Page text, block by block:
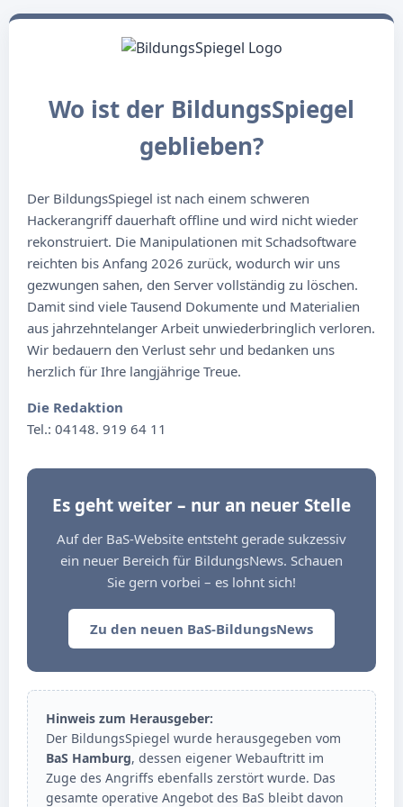
Wo ist der BildungsSpiegel
geblieben?
Der BildungsSpiegel ist nach einem schweren
Hackerangriff dauerhaft offline und wird nicht wieder
rekonstruiert. Die Manipulationen mit Schadsoftware
reichten bis Anfang 2026 zurück, wodurch wir uns
gezwungen sahen, den Server vollständig zu löschen.
Damit sind viele Tausend Dokumente und Materialien
aus jahrzehntelanger Arbeit unwiederbringlich verloren.
Wir bedauern den Verlust sehr und bedanken uns
herzlich für Ihre langjährige Treue.
Die Redaktion
Tel.: 04148. 919 64 11
Es geht weiter – nur an neuer Stelle
Auf der BaS-Website entsteht gerade sukzessiv
ein neuer Bereich für BildungsNews. Schauen
Sie gern vorbei – es lohnt sich!
Zu den neuen BaS-BildungsNews
Hinweis zum Herausgeber:
Der BildungsSpiegel wurde herausgegeben vom
BaS Hamburg, dessen eigener Webauftritt im
Zuge des Angriffs ebenfalls zerstört wurde. Das
gesamte operative Angebot des BaS bleibt davon